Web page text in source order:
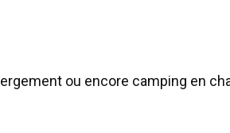
ou encore camping en